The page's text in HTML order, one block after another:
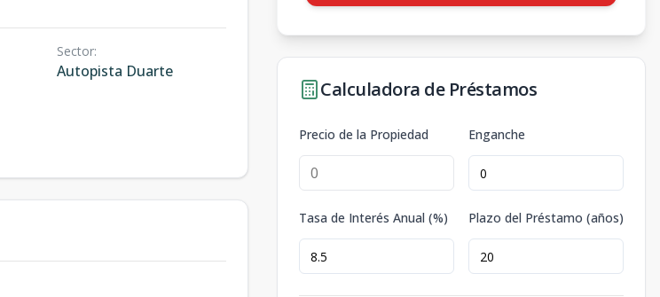
Sector:
Autopista Duarte
Calculadora de Préstamos
Precio de la Propiedad Enganche
Tasa de Interés Anual (%) Plazo del Préstamo (años)